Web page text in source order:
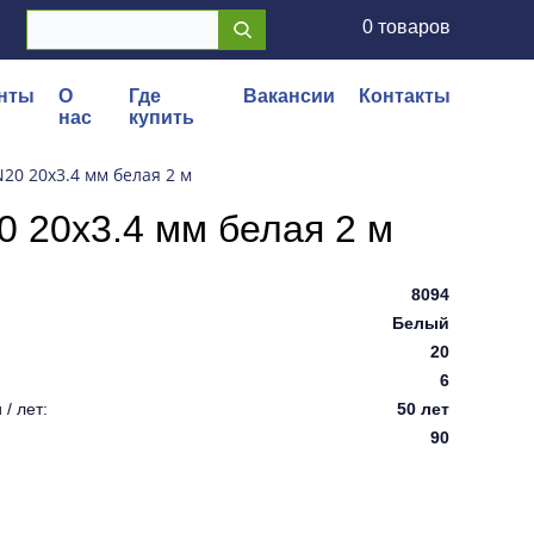
0 товаров
О
нас
Где
купить
Вакансии Контакты
20x3.4 мм белая 2 м
20x3.4 мм белая 2 м
8094
Белый
20
6
/ лет:
50 лет
90